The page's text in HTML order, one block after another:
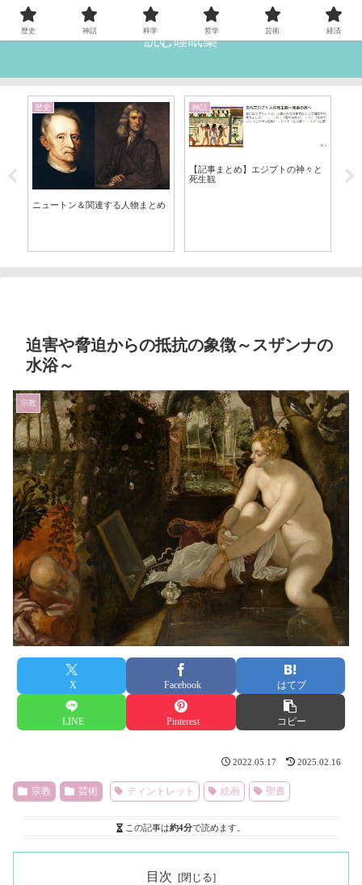
読む睡眠薬
歴史
ニュートン＆関連する人物まとめ
神話
【記事まとめ】エジプトの神々と
死生観
迫害や脅迫からの抵抗の象徴～スザンナの
水浴～
宗教
X Facebook はてブ
LINE Pinterest コピー
2022.05.17 2025.02.16
宗教 芸術 ティントレット 絵画 聖書
この記事は約4分で読めます。
目次
歴史 神話 科学 哲学 芸術 経済